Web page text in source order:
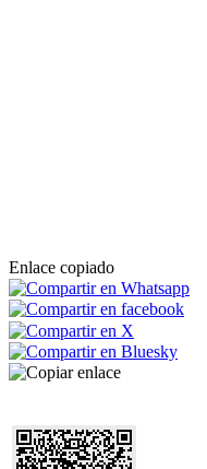
Enlace copiado